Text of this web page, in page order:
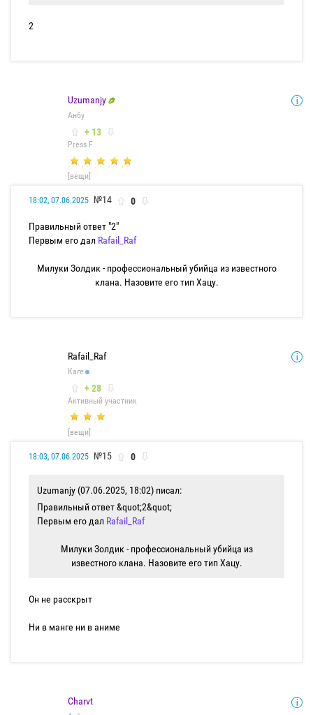
2
Uzumanjy
Анбу
+ 13
Press F
[вещи]
18:02, 07.06.2025 №14 0
Правильный ответ "2"
Первым его дал Rafail_Raf
Милуки Золдик - профессиональный убийца из известного
клана. Назовите его тип Хацу.
Rafail_Raf
Каге
+ 28
Активный участник
[вещи]
18:03, 07.06.2025 №15 0
Uzumanjy (07.06.2025, 18:02) писал:
Правильный ответ &quot;2&quot;
Первым его дал Rafail_Raf
Милуки Золдик - профессиональный убийца из
известного клана. Назовите его тип Хацу.
Он не расскрыт
Ни в манге ни в аниме
Charvt